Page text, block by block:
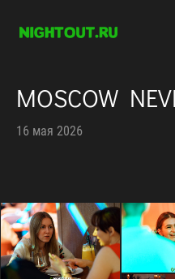
MOSCOW
16 мая 2026